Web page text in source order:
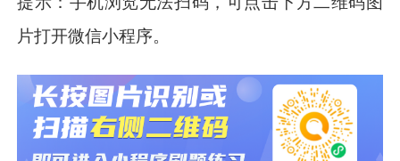
片打开微信小程序。